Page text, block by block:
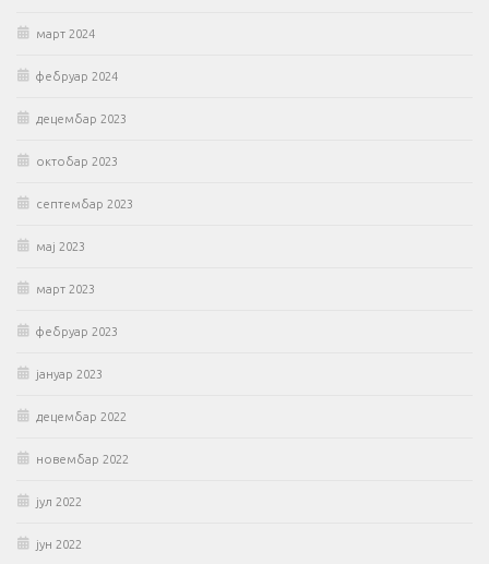
март 2024
фебруар 2024
децембар 2023
октобар 2023
септембар 2023
мај 2023
март 2023
фебруар 2023
јануар 2023
децембар 2022
новембар 2022
јул 2022
јун 2022